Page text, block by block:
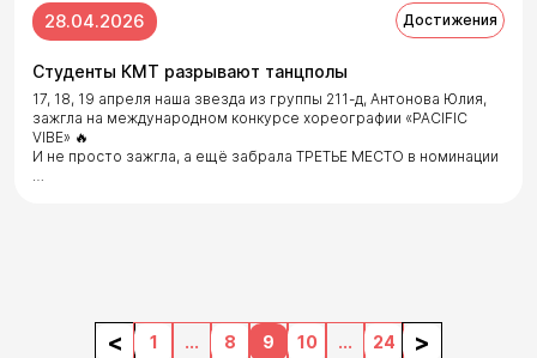
Достижения
28.04.2026
Студенты КМТ разрывают танцполы
17, 18, 19 апреля наша звезда из группы 211-д, Антонова Юлия,
зажгла на международном конкурсе хореографии «PACIFIC
VIBE» 🔥
И не просто зажгла, а ещё забрала ТРЕТЬЕ МЕСТО в номинации
< 1 ... 8 9 10 ... 24 >